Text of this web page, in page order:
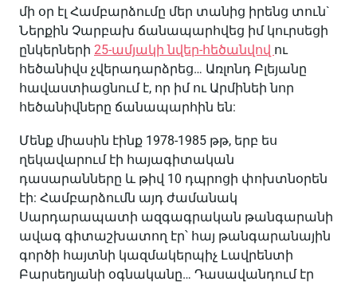
մի օր էլ Համբարձումը մեր տանից իրենց տուն`
Ներքին Չարբախ ճանապարհվեց իմ կուրսեցի
ընկերների 25-ամյակի նվեր-հեծանվով ու
հեծանիվս չվերադարձրեց… Առլոնդ Բլեյանը
հավաստիացնում է, որ իմ ու Արմինեի նոր
հեծանիվները ճանապարհին են:
Մենք միասին էինք 1978-1985 թթ, երբ ես
ղեկավարում էի հայագիտական
դասարանները և թիվ 10 դպրոցի փոխտնօրեն
էի: Համբարձումն այդ ժամանակ
Սարդարապատի ազգագրական թանգարանի
ավագ գիտաշխատող էր՝ հայ թանգարանային
գործի հայտնի կազմակերպիչ Լավրենտի
Բարսեղյանի օգնականը… Դասավանդում էր